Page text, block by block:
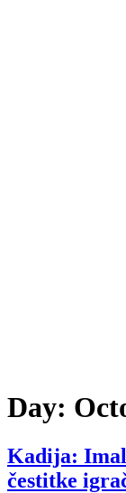
Day:
Kadija:
čestitke